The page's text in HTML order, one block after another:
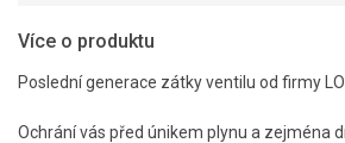
Více o produktu
Poslední generace zátky ventilu od firmy
Ochrání vás před únikem plynu a zejména